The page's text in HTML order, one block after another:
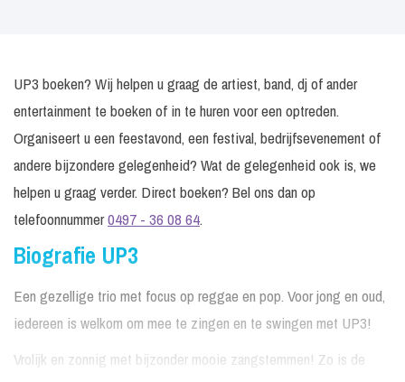
UP3 boeken? Wij helpen u graag de artiest, band, dj of ander
entertainment te boeken of in te huren voor een optreden.
Organiseert u een feestavond, een festival, bedrijfsevenement of
andere bijzondere gelegenheid? Wat de gelegenheid ook is, we
helpen u graag verder. Direct boeken? Bel ons dan op
telefoonnummer0497 - 36 08 64.
Biografie UP3
Een gezellige trio met focus op reggae en pop. Voor jong en oud,
iedereen is welkom om mee te zingen en te swingen met UP3!
Vrolijk en zonnig met bijzonder mooie zangstemmen! Zo is de